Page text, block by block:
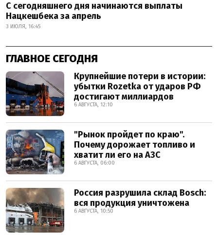
С сегодняшнего дня начинаются выплаты
Нацкешбека за апрель
3 ИЮЛЯ, 16:45
ГЛАВНОЕ СЕГОДНЯ
Крупнейшие потери в истории:
убытки Rozetka от ударов РФ
достигают миллиардов
6 АВГУСТА, 12:10
"Рынок пройдет по краю".
Почему дорожает топливо и
хватит ли его на АЗС
6 АВГУСТА, 06:00
Россия разрушила склад Bosch:
вся продукция уничтожена
6 АВГУСТА, 10:50